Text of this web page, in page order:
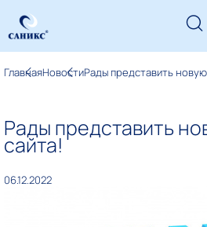
ГлавнаяНовостиРады представить
Рады представить
сайта!
06.12.2022